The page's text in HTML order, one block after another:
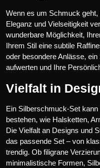
Wenn es um Schmuck
Eleganz und Vielseitigkeit
wunderbare Möglichkeit,
Ihrem Stil eine subtile
oder besondere Anlässe,
aufwerten und Ihre
Vielfalt in
Ein Silberschmuck-Set
bestehen, wie Halsketten,
Die Vielfalt an Designs und
das passende Set – von
trendig. Ob filigrane
minimalistische Formen,